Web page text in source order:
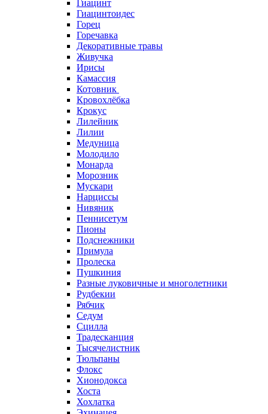
Гиацинт
Гиацинтоидес
Горец
Горечавка
Декоративные травы
Живучка
Ирисы
Камассия
Котовник
Кровохлёбка
Крокус
Лилейник
Лилии
Медуница
Молодило
Монарда
Морозник
Мускари
Нарциссы
Нивяник
Пеннисетум
Пионы
Подснежники
Примула
Пролеска
Пушкиния
Разные луковичные и многолетники
Рудбекии
Рябчик
Седум
Сцилла
Традесканция
Тысячелистник
Тюльпаны
Флокс
Хионодокса
Хоста
Хохлатка